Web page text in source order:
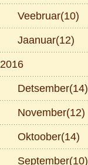
Veebruar(10)
Jaanuar(12)
2016
Detsember(14)
November(12)
Oktoober(14)
September(10)